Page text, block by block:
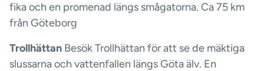
fika och en promenad längs smågatorna. Ca 75 km
från Göteborg
Trollhättan Besök Trollhättan för att se de mäktiga
slussarna och vattenfallen längs Göta älv. En